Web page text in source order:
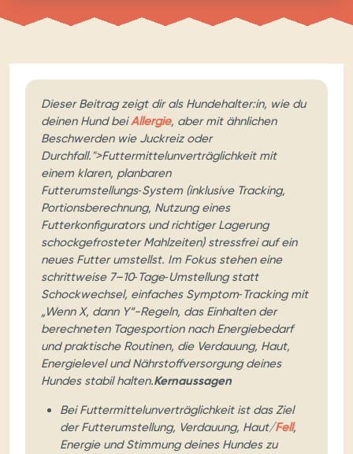
Dieser Beitrag zeigt dir als Hundehalter:in, wie du
deinen Hund beiAllergie, aber mit ähnlichen
Beschwerden wie Juckreiz oder
Durchfall.">Futtermittelunverträglichkeit mit
einem klaren, planbaren
Futterumstellungs‑System (inklusive Tracking,
Portionsberechnung, Nutzung eines
Futterkonfigurators und richtiger Lagerung
schockgefrosteter Mahlzeiten) stressfrei auf ein
neues Futter umstellst. Im Fokus stehen eine
schrittweise 7–10‑Tage‑Umstellung statt
Schockwechsel, einfaches Symptom‑Tracking mit
„Wenn X, dann Y“-Regeln, das Einhalten der
berechneten Tagesportion nach Energiebedarf
und praktische Routinen, die Verdauung, Haut,
Energielevel und Nährstoffversorgung deines
Hundes stabil halten.Kernaussagen
Bei Futtermittelunverträglichkeit ist das Ziel
der Futterumstellung, Verdauung, Haut/Fell,
Energie und Stimmung deines Hundes zu